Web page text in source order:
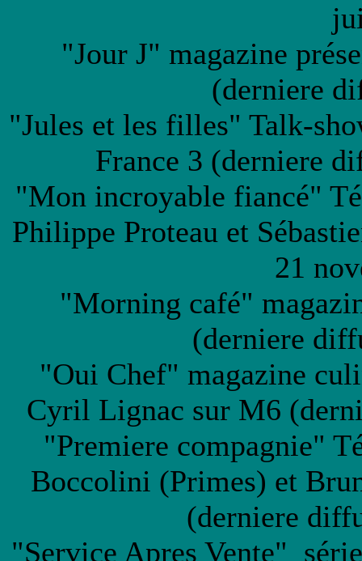
"Jour J" magazine
(derniere
"Jules et les filles" Talk-
France 3 (derniere
"Mon incroyable fiancé"
Philippe Proteau et
21
"Morning café"
(derniere
"Oui Chef" magazine
Cyril Lignac sur M6
"Premiere compagnie"
Boccolini (Primes) et
(derniere
"Service Apres Vente"